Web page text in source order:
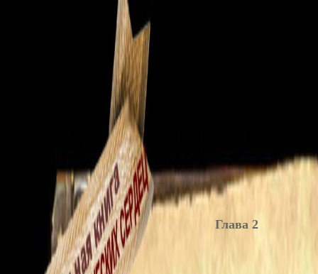
Глава 2